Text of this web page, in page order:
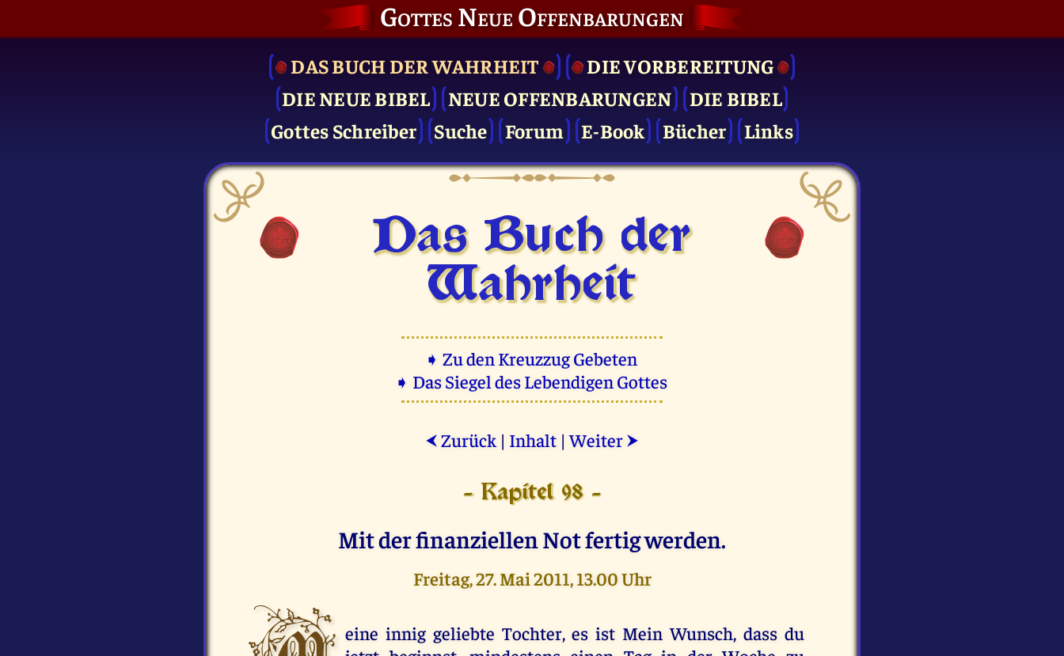
Gottes Neue Offenbarungen
DAS BUCH DER WAHRHEIT
DIE VOR­BEREITUNG
DIE NEUE BIBEL
NEUE OFFENBARUNGEN
DIE BIBEL
Gottes Schreiber
Suche Forum E-Book Bücher Links
Das Buch der
Wahrheit
➧ Zu den Kreuzzug Gebeten
➧ Das Siegel des Lebendigen Gottes
⮜ Zurück | Inhalt |Weiter ⮞
- Kapitel 98 -
Mit der finanziellen Not fertig werden.
Freitag, 27. Mai 2011, 13.00 Uhr
eine innig geliebte Tochter, es ist Mein Wunsch, dass du